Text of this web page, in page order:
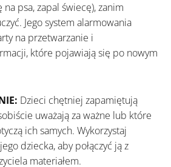
na psa, zapal świecę), zanim
Jego system alarmowania
na przetwarzanie i
które pojawiają się po nowym
Dzieci chętniej zapamiętują
uważają za ważne lub które
ich samych. Wykorzystaj
dziecka, aby połączyć ją z
materiałem.